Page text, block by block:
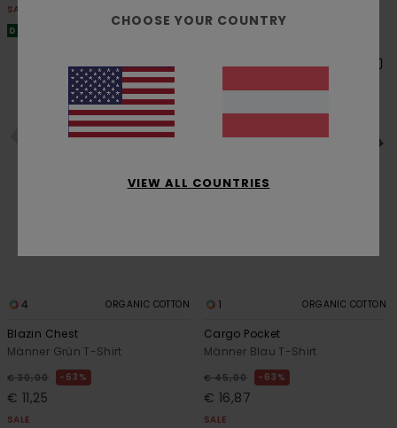
SALE
DOPPELTER RABATT EXTRA 25 %
4 ORGANIC COTTON
Blazin Chest
Männer Grün T-Shirt
€ 30,00 63%
€ 11,25
SALE
1 ORGANIC COTTON
Cargo Pocket
Männer Blau T-Shirt
€ 45,00 63%
€ 16,87
SALE
CHOOSE YOUR COUNTRY
VIEW ALL COUNTRIES